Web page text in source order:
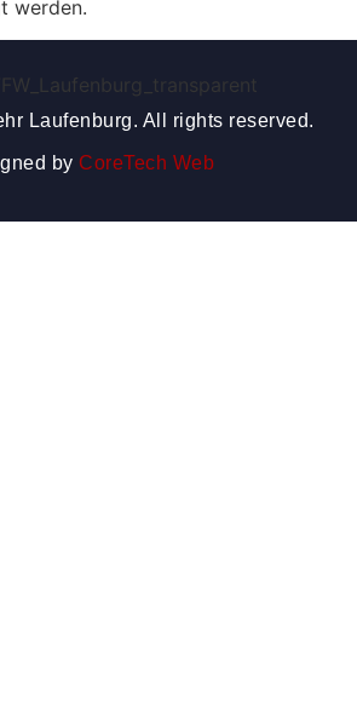
werden.
Laufenburg. All rights reserved.
by CoreTech Web